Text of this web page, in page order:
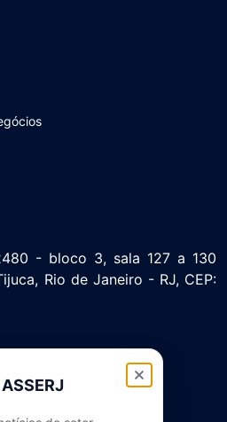
- bloco 3, sala 127 a 130
Rio de Janeiro - RJ, CEP: